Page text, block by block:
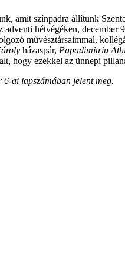
amit színpadra állítunk
hétvégéken,
művésztársaimmal,
házaspár, Papadimitriu
hogy ezekkel az ünnepi
6-ai lapszámában jelent meg.